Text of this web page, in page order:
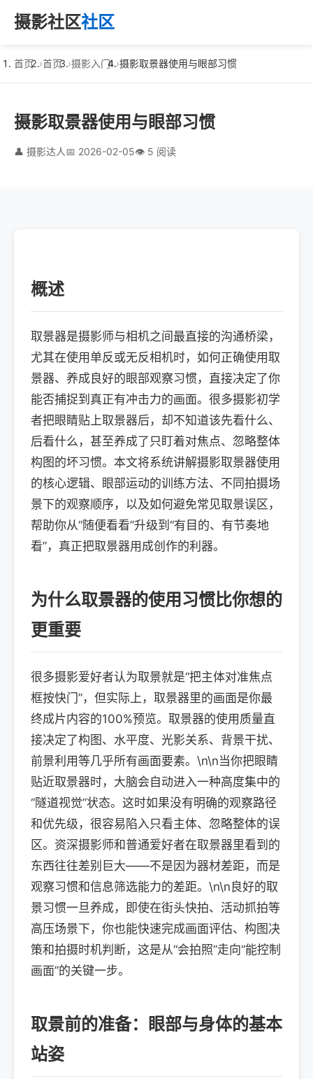
摄影社区社区
首页 首页 摄影入门 摄影取景器使用与眼部习惯
摄影取景器使用与眼部习惯
👤 摄影达人📅 2026-02-05👁️ 5 阅读
概述
取景器是摄影师与相机之间最直接的沟通桥梁，
尤其在使用单反或无反相机时，如何正确使用取
景器、养成良好的眼部观察习惯，直接决定了你
能否捕捉到真正有冲击力的画面。很多摄影初学
者把眼睛贴上取景器后，却不知道该先看什么、
后看什么，甚至养成了只盯着对焦点、忽略整体
构图的坏习惯。本文将系统讲解摄影取景器使用
的核心逻辑、眼部运动的训练方法、不同拍摄场
景下的观察顺序，以及如何避免常见取景误区，
帮助你从“随便看看”升级到“有目的、有节奏地
看”，真正把取景器用成创作的利器。
为什么取景器的使用习惯比你想的
更重要
很多摄影爱好者认为取景就是“把主体对准焦点
框按快门”，但实际上，取景器里的画面是你最
终成片内容的100%预览。取景器的使用质量直
接决定了构图、水平度、光影关系、背景干扰、
前景利用等几乎所有画面要素。\n\n当你把眼睛
贴近取景器时，大脑会自动进入一种高度集中的
“隧道视觉”状态。这时如果没有明确的观察路径
和优先级，很容易陷入只看主体、忽略整体的误
区。资深摄影师和普通爱好者在取景器里看到的
东西往往差别巨大——不是因为器材差距，而是
观察习惯和信息筛选能力的差距。\n\n良好的取
景习惯一旦养成，即使在街头快拍、活动抓拍等
高压场景下，你也能快速完成画面评估、构图决
策和拍摄时机判断，这是从“会拍照”走向“能控制
画面”的关键一步。
取景前的准备：眼部与身体的基本
站姿